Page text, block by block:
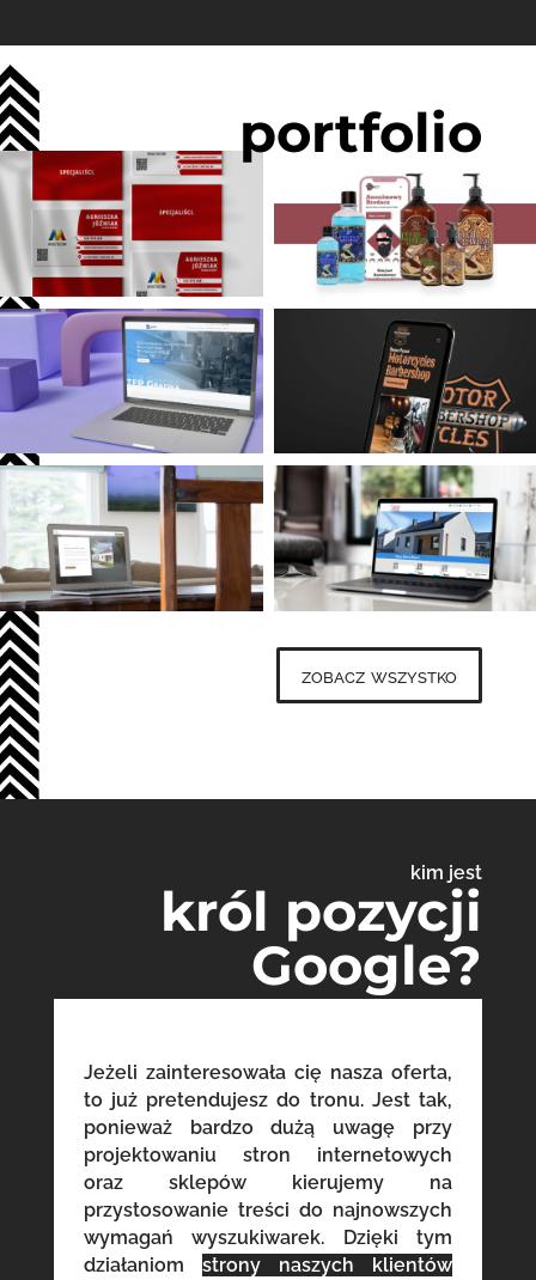
portfolio
zobacz wszystko
kim jest
król pozycji
Google?
Jeżeli zainteresowała cię nasza oferta,
to już pretendujesz do tronu. Jest tak,
ponieważ bardzo dużą uwagę przy
projektowaniu stron internetowych
oraz sklepów kierujemy na
przystosowanie treści do najnowszych
wymagań wyszukiwarek. Dzięki tym
działaniom strony naszych klientów